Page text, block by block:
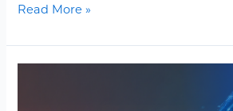
Read More »